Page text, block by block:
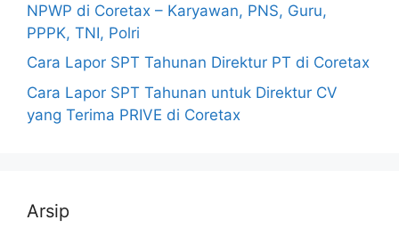
NPWP di Coretax – Karyawan, PNS, Guru,
PPPK, TNI, Polri
Cara Lapor SPT Tahunan Direktur PT di Coretax
Cara Lapor SPT Tahunan untuk Direktur CV
yang Terima PRIVE di Coretax
Arsip